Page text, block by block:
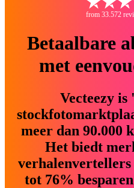
from 33.572
Betaalbare
met
Vecteezy is
meer dan 90.000
Het biedt
verhalenvertellers
tot 76%